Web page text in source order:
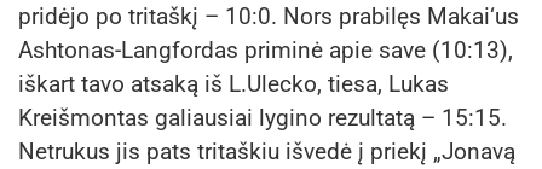
pridėjo po tritaškį – 10:0. Nors prabilęs Makai‘us
Ashtonas-Langfordas priminė apie save (10:13),
iškart tavo atsaką iš L.Ulecko, tiesa, Lukas
Kreišmontas galiausiai lygino rezultatą – 15:15.
Netrukus jis pats tritaškiu išvedė į priekį „Jonavą